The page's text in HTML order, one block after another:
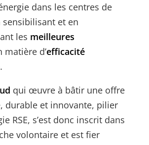
dans les centres de
sensibilisant et en
les meilleures
matière d’efficacité
.
qui œuvre à bâtir une offre
durable et innovante, pilier
RSE, s’est donc inscrit dans
volontaire et est fier